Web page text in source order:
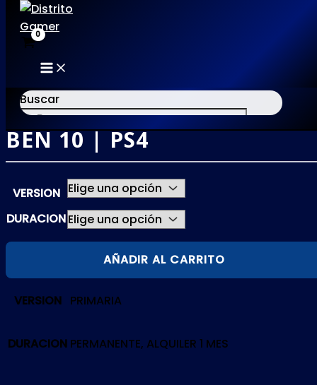
al
contenido
MAIN
MENU
Buscar
×
BEN 10 | PS4
VERSION
DURACION
BEN
PS4
AÑADIR AL CARRITO
VERSION PRIMARIA
DURACION PERMANENTE, ALQUILER 1 MES